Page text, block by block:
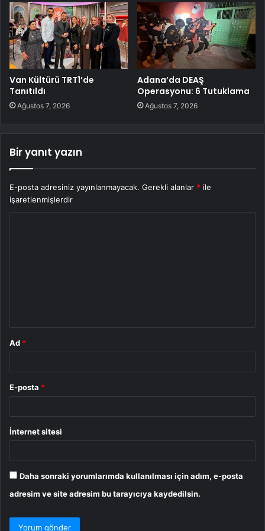
Van Kültürü TRT1’de
Tanıtıldı
Ağustos 7, 2026
Adana’da DEAŞ
Operasyonu: 6 Tutuklama
Ağustos 7, 2026
Bir yanıt yazın
E-posta adresiniz yayınlanmayacak. Gerekli alanlar * ile
işaretlenmişlerdir
Ad *
E-posta *
İnternet sitesi
Daha sonraki yorumlarımda kullanılması için adım, e-posta
adresim ve site adresim bu tarayıcıya kaydedilsin.